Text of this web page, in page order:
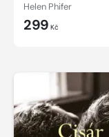
Helen Phifer
299 Kč